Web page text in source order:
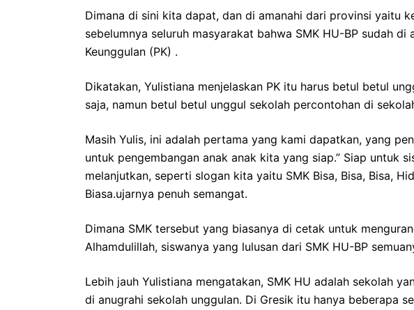
Dimana di sini kita dapat, dan di amanahi dari provinsi yaitu
sebelumnya seluruh masyarakat bahwa SMK HU-BP sudah di
Keunggulan (PK) .
Dikatakan, Yulistiana menjelaskan PK itu harus betul betul
saja, namun betul betul unggul sekolah percontohan di
Masih Yulis, ini adalah pertama yang kami dapatkan, yang
untuk pengembangan anak anak kita yang siap.” Siap untuk
melanjutkan, seperti slogan kita yaitu SMK Bisa, Bisa, Bisa,
Biasa.ujarnya penuh semangat.
Dimana SMK tersebut yang biasanya di cetak untuk
Alhamdulillah, siswanya yang lulusan dari SMK HU-BP
Lebih jauh Yulistiana mengatakan, SMK HU adalah sekolah
di anugrahi sekolah unggulan. Di Gresik itu hanya beberapa